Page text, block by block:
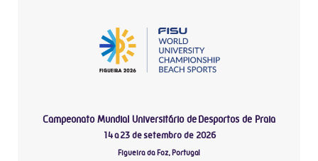
Campeonato Mundial Universitário de Desportos de Praia
14 a 23 de setembro de 2026
Figueira da Foz, Portugal